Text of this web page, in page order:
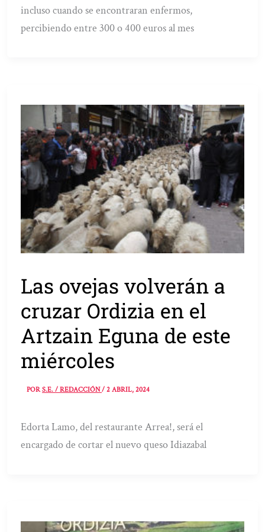
incluso cuando se encontraran enfermos,
percibiendo entre 300 o 400 euros al mes
Las ovejas volverán a
cruzar Ordizia en el
Artzain Eguna de este
miércoles
PORS.E. / REDACCIÓN/2 ABRIL, 2024
Edorta Lamo, del restaurante Arrea!, será el
encargado de cortar el nuevo queso Idiazabal